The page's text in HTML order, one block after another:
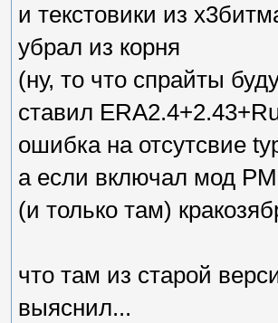
и текстовики из
убрал из корня
(ну, то что спрайты
ставил
ошибка на отсутсвие
а если включал мод
(и только там)
что там из старой
выяснил...